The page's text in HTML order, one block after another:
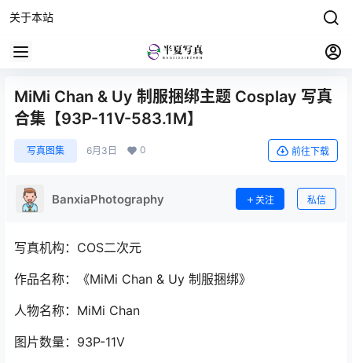
关于本站
MiMi Chan & Uy 制服捆绑主题 Cosplay 写真
合集【93P-11V-583.1M】
写真图集 6月3日 0 前往下载
BanxiaPhotography 关注 私信
写真机构：COS二次元
作品名称：《MiMi Chan & Uy 制服捆绑》
人物名称：MiMi Chan
图片数量：93P-11V